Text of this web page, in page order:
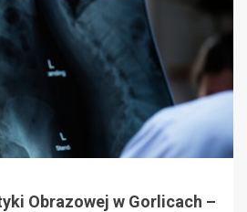
Obrazowej w Gorlicach –